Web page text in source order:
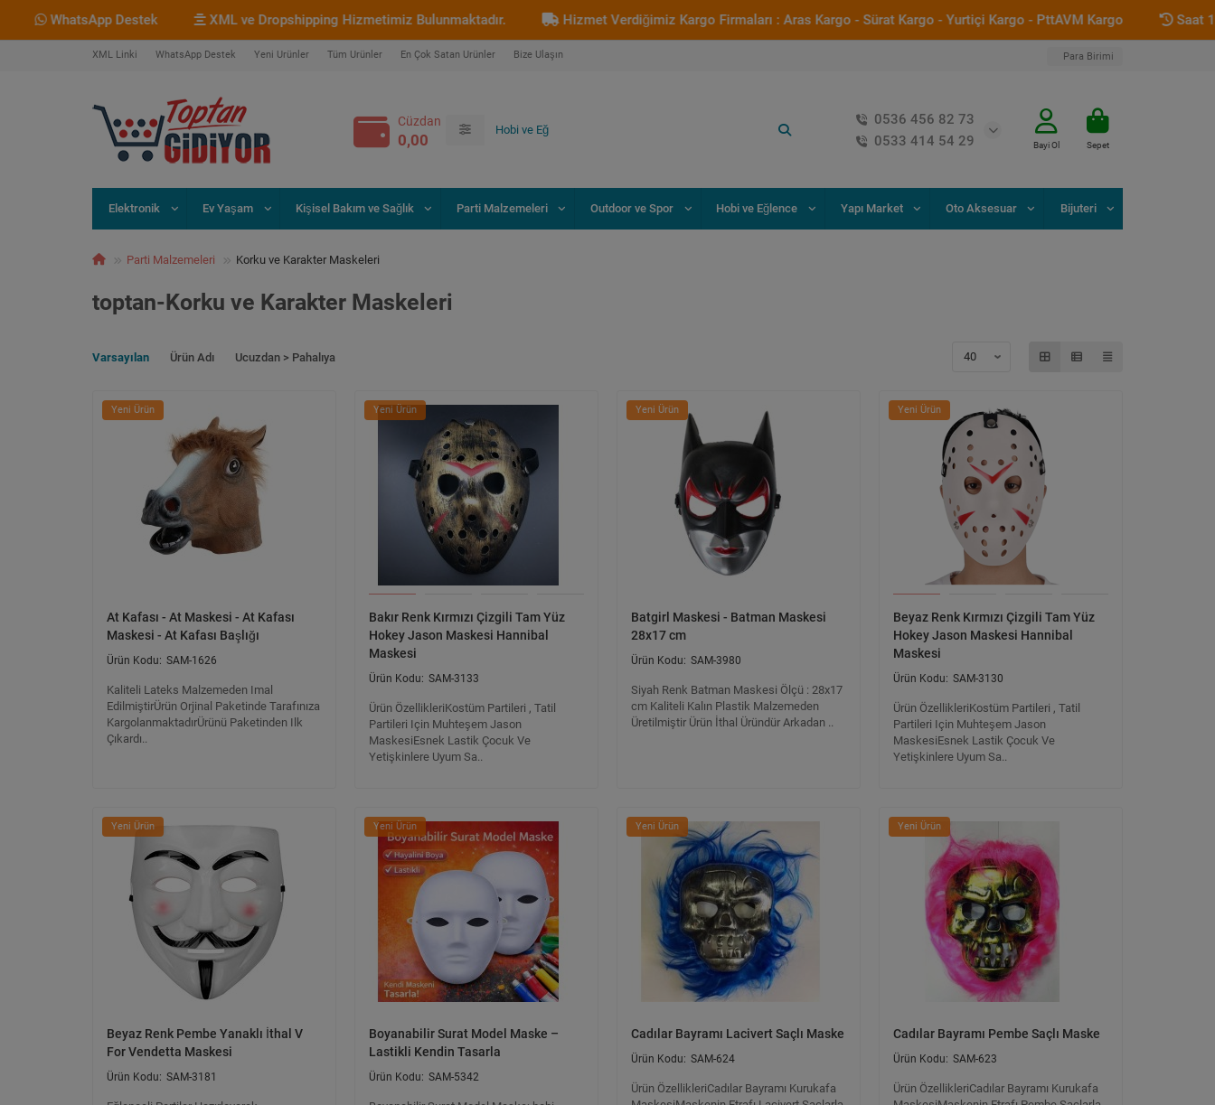
XML ve Dropshipping Hizmetimiz Bulunmaktadır. Hizmet Verdiğimiz Kargo Firmaları : Aras Kargo - Sürat Kargo - Yurtiçi Kargo - PttAVM Kargo Saat 12:00 ' a Kadar
XML Linki WhatsApp Destek Yeni Ürünler Tüm Ürünler En Çok Satan Ürünler Bize Ulaşın Para Birimi
Cüzdan
0,00
0536 456 82 73
0533 414 54 29
Bayi Ol Sepet
Elektronik Ev Yaşam Kişisel Bakım ve Sağlık Parti Malzemeleri Outdoor ve Spor Hobi ve Eğlence Yapı Market Oto Aksesuar Bijuteri
Parti Malzemeleri Korku ve Karakter Maskeleri
toptan-Korku ve Karakter Maskeleri
Varsayılan Ürün Adı Ucuzdan > Pahalıya
Yeni Ürün
At Kafası - At Maskesi - At Kafası
Maskesi - At Kafası Başlığı
SAM-1626
Kaliteli Lateks Malzemeden Imal
EdilmiştirÜrün Orjinal Paketinde Tarafınıza
KargolanmaktadırÜrünü Paketinden Ilk
Çıkardı..
Yeni Ürün
Bakır Renk Kırmızı Çizgili Tam Yüz
Hokey Jason Maskesi Hannibal
Maskesi
SAM-3133
Ürün ÖzellikleriKostüm Partileri , Tatil
Partileri Için Muhteşem Jason
MaskesiEsnek Lastik Çocuk Ve
Yetişkinlere Uyum Sa..
Yeni Ürün
Batgirl Maskesi - Batman Maskesi
28x17 cm
SAM-3980
Siyah Renk Batman Maskesi Ölçü : 28x17
cm Kaliteli Kalın Plastik Malzemeden
Üretilmiştir Ürün İthal Üründür Arkadan ..
Yeni Ürün
Beyaz Renk Kırmızı Çizgili Tam Yüz
Hokey Jason Maskesi Hannibal
Maskesi
SAM-3130
Ürün ÖzellikleriKostüm Partileri , Tatil
Partileri Için Muhteşem Jason
MaskesiEsnek Lastik Çocuk Ve
Yetişkinlere Uyum Sa..
Yeni Ürün
Beyaz Renk Pembe Yanaklı İthal V
For Vendetta Maskesi
SAM-3181
Yeni Ürün
Boyanabilir Surat Model Maske –
Lastikli Kendin Tasarla
SAM-5342
Yeni Ürün
Cadılar Bayramı Lacivert Saçlı Maske
SAM-624
Ürün ÖzellikleriCadılar Bayramı Kurukafa
Yeni Ürün
Cadılar Bayramı Pembe Saçlı Maske
SAM-623
Ürün ÖzellikleriCadılar Bayramı Kurukafa